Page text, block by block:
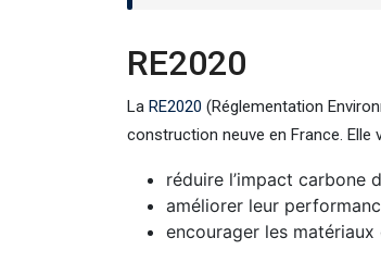
RE2020
La RE2020 (Réglementation
construction neuve en France. Elle
réduire l’impact carbone
améliorer leur
encourager les matériaux